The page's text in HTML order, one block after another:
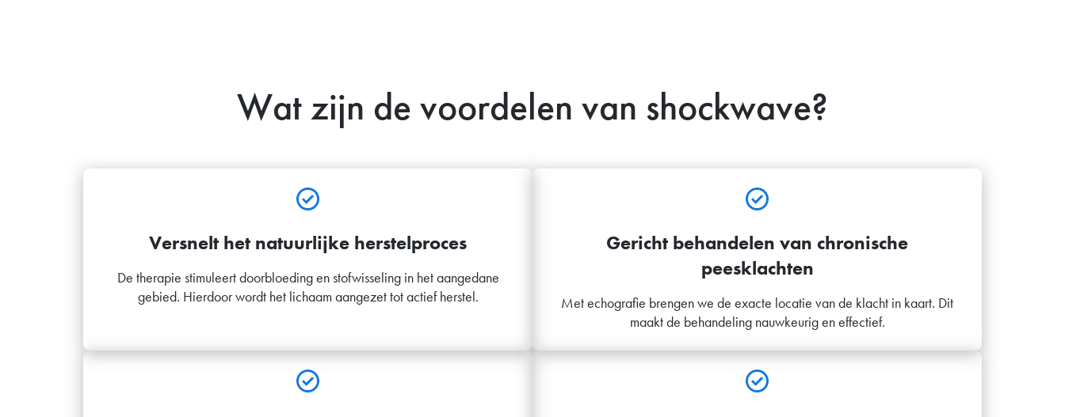
Wat zijn de voordelen van shockwave?
Versnelt het natuurlijke herstelproces
De therapie stimuleert doorbloeding en stofwisseling in het aangedane
gebied. Hierdoor wordt het lichaam aangezet tot actief herstel.
Gericht behandelen van chronische
peesklachten
Met echografie brengen we de exacte locatie van de klacht in kaart. Dit
maakt de behandeling nauwkeurig en effectief.